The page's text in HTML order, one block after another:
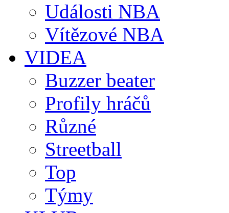
Události NBA
Vítězové NBA
VIDEA
Buzzer beater
Profily hráčů
Různé
Streetball
Top
Týmy